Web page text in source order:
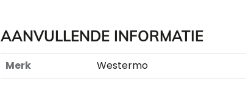
AANVULLENDE INFORMATIE
Merk Westermo